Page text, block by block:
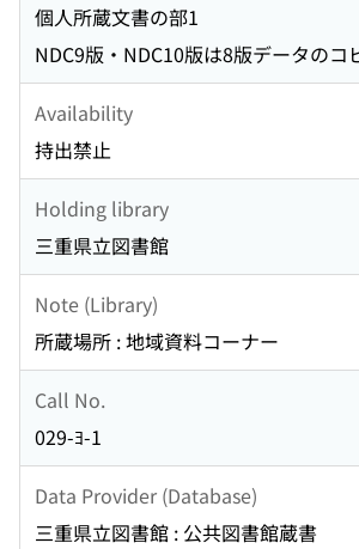
個人所蔵文書の部1
NDC9版・NDC10版は8版データのコ
Availability
持出禁止
Holding library
三重県立図書館
Note (Library)
所蔵場所 : 地域資料コーナー
Call No.
029-ﾖ-1
Data Provider (Database)
三重県立図書館 : 公共図書館蔵書